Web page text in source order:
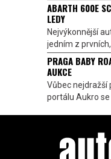
ABARTH 600E
LEDY
Nejvýkonnější
jedním z
PRAGA BABY
AUKCE
Vůbec nejdražší
portálu Aukro se